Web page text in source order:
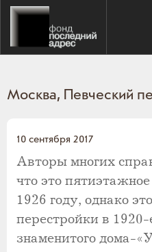
Москва, Певческий
10 сентября 2017
Авторы многих
что это
1926 году, однако
перестройки в 1920-
знаменитого дома-